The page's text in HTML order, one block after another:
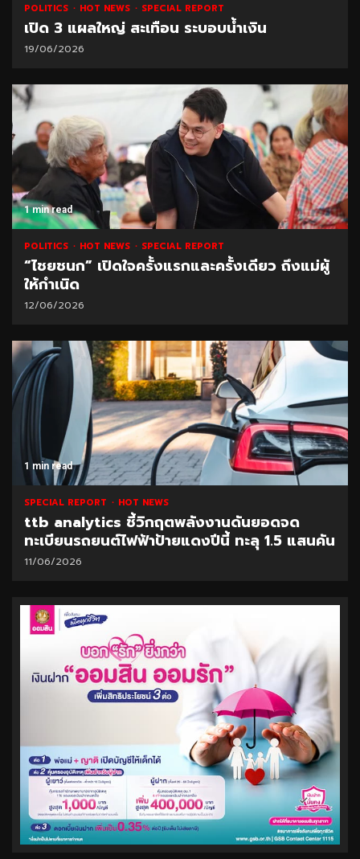
POLITICS HOT NEWS SPECIAL REPORT
เปิด 3 แผลใหญ่ สะเทือน ระบอบน้ำเงิน
19/06/2026
1 min read
POLITICS HOT NEWS SPECIAL REPORT
“ไชยชนก” เปิดใจครั้งแรกและครั้งเดียว ถึงแม่ผู้
ให้กำเนิด
12/06/2026
1 min read
SPECIAL REPORT HOT NEWS
ttb analytics ชี้วิกฤตพลังงานดันยอดจด
ทะเบียนรถยนต์ไฟฟ้าป้ายแดงปีนี้ ทะลุ 1.5 แสนคัน
11/06/2026